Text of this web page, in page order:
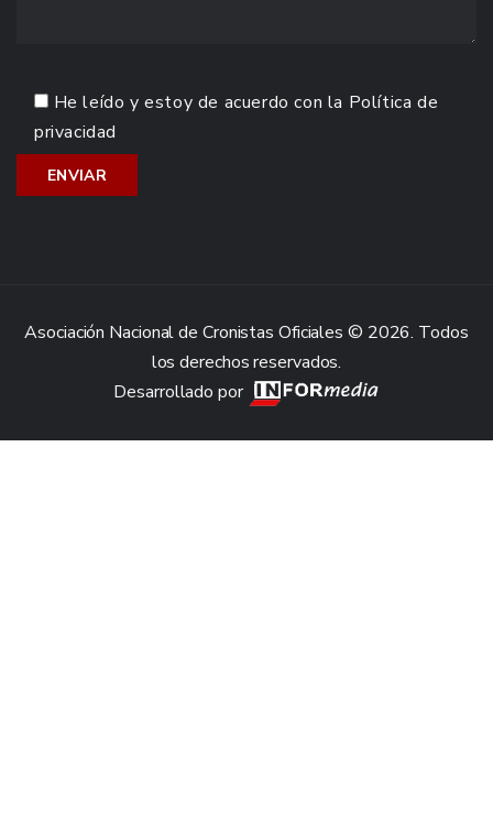
He leído y estoy de acuerdo con la Política de
privacidad
Asociación Nacional de Cronistas Oficiales © 2026. Todos
los derechos reservados.
Desarrollado por